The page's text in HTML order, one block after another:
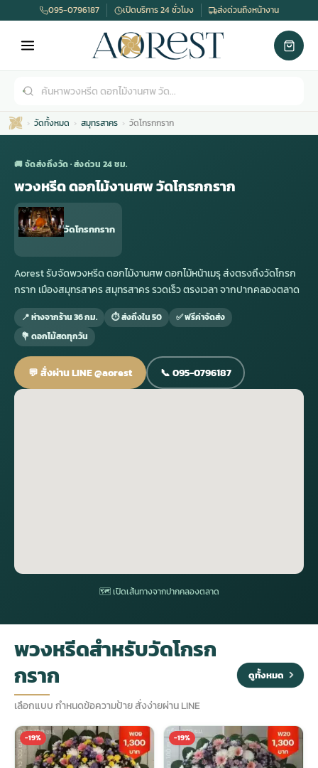
ดอกไม้หน้าศพ
ดอกไม้จัดงานศพ
จัดดอกไม้หน้าศพ
ดอกไม้หน้าหีบ
ดอกไม้งานศพ ส่งด่วน
ดอกไม้งานศพ กรุงเทพ
ดอกไม้งานศพ ปากคลองตลาด
ร้านดอกไม้งานศพ ใกล้ฉัน
พวงหรีด กรุงเทพ
พวงหรีดราคา
สั่งพวงหรีด
ร้านพวงหรีด
พวงหรีดดอกไม้สด
พวงหรีดดอกไม้สด ราคาถูก
สั่งพวงหรีด ออนไลน์
ส่งพวงหรีด ด่วน กรุงเทพ
าเมรุ
มรุสีขาว
ไม้หน้าเมรุ
กไม้หน้าเมรุ
ม้หน้าเมรุ
ระดับเมรุ
มรุ ออนไลน์
มรุ ส่งด่วน
ไม้งานแต่ง
ม้งานแต่ง ราคา
ไม้งานแต่ง ราคาถูก
ไม้งานแต่ง กรุงเทพ
อกไม้งานแต่ง
พวงหรีดพัดลม
พวงหรีดพัดลม ราคา
พวงหรีดพัดลม ราคาถูก
พวงหรีดพัดลม กรุงเทพ
พวงหรีดพัดลม ส่งด่วน
รับจัดงานศพ
รับจัดงานศพ ราคา
รับจัดงานศพ ครบวงจร
รับจัดงานศพ กรุงเทพ
095-0796187 เปิดบริการ 24 ชั่วโมง ส่งด่วนถึงหน้างาน
วัดทั้งหมด สมุทรสาคร วัดโกรกกราก
🚚 จัดส่งถึงวัด · ส่งด่วน 24 ชม.
พวงหรีด ดอกไม้งานศพ วัดโกรกกราก
วัดโกรกกราก
Aorest รับจัดพวงหรีด ดอกไม้งานศพ ดอกไม้หน้าเมรุ ส่งตรงถึงวัดโกรก
กราก เมืองสมุทรสาคร สมุทรสาคร รวดเร็ว ตรงเวลา จากปากคลองตลาด
📍 ห่างจากร้าน 36 กม. ⏱ ส่งถึงใน 50
✅ ฟรีค่าจัดส่ง
💐 ดอกไม้สดทุกวัน
💬 สั่งผ่าน LINE @aorest 📞 095-0796187
🗺 เปิดเส้นทางจากปากคลองตลาด
พวงหรีดสำหรับวัดโกรก
กราก
เลือกแบบ กำหนดข้อความป้าย สั่งง่ายผ่าน LINE
ดูทั้งหมด
-19% -19%